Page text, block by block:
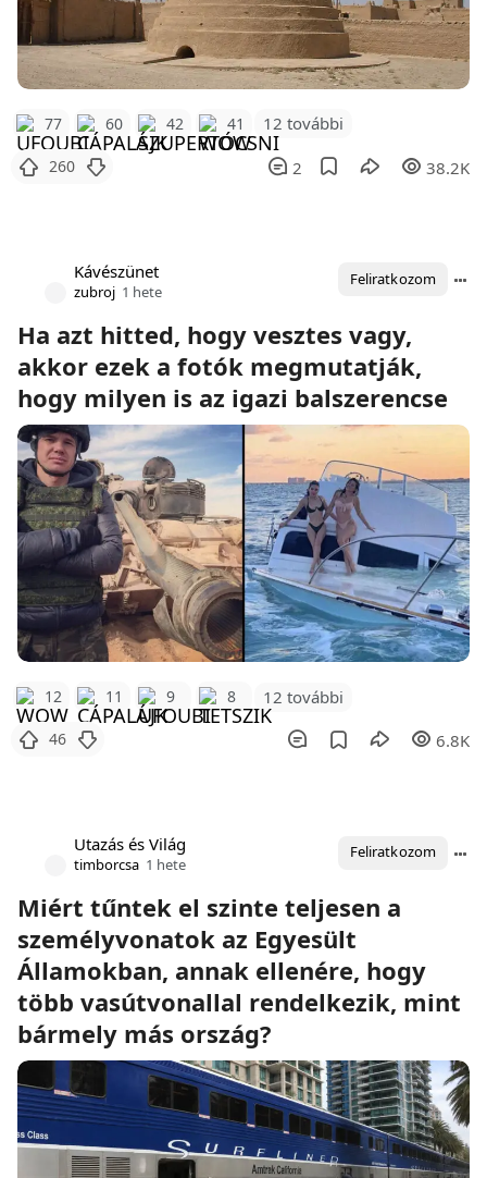
77 60 42 41 12 további
260 2 38.2K
Kávészünet
zubroj 1 hete
Feliratkozom
Ha azt hitted, hogy vesztes vagy,
akkor ezek a fotók megmutatják,
hogy milyen is az igazi balszerencse
12 11 9 8 12 további
46 6.8K
Utazás és Világ
timborcsa 1 hete
Feliratkozom
Miért tűntek el szinte teljesen a
személyvonatok az Egyesült
Államokban, annak ellenére, hogy
több vasútvonallal rendelkezik, mint
bármely más ország?